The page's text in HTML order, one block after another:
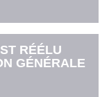
RÉÉLU
GÉNÉRALE